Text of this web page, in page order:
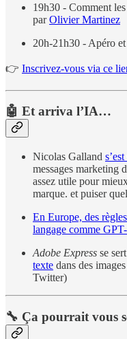
19h30 - Comment
parOlivier Martinez
20h-21h30 - Apéro
👉 Inscrivez-vous via ce
🤖 Et arriva l’IA…
Nicolas Galland
messages marketing
assez utile pour
marque. et puiser
En Europe, des
langage comme
Adobe Express se
texte dans des
Twitter)
🔧 Ça pourrait vous